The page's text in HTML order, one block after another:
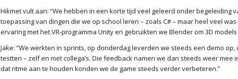
Hikmet vult aan: “We hebben in een korte tijd veel geleerd onder begeleiding
toepassing van dingen die we op school leren – zoals C# – maar heel veel
ervaring met het VR-programma Unity en gebruikten we Blender om 3D models
Jake: “We werkten in sprints, op donderdag leverden we steeds een demo
testten – zelf en met collega’s. Die feedback namen we dan steeds weer mee
dat ritme aan te houden konden we de game steeds verder verbeteren.”